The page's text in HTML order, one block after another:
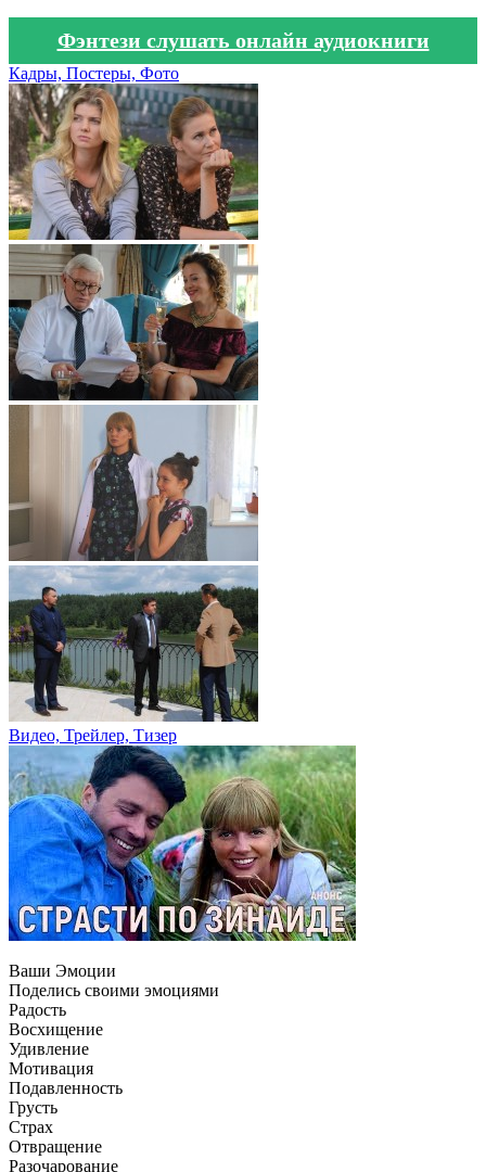
Фэнтези слушать онлайн аудиокниги
Кадры, Постеры, Фото
Видео, Трейлер, Тизер
Ваши Эмоции
Поделись своими эмоциями
Радость
Восхищение
Удивление
Мотивация
Подавленность
Грусть
Страх
Отвращение
Разочарование